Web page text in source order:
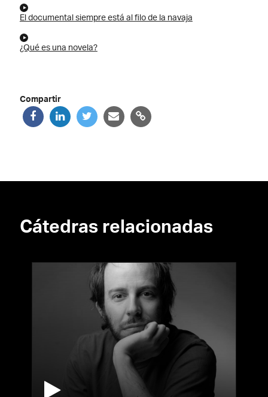
El documental siempre está al filo de la navaja
¿Qué es una novela?
Compartir
Cátedras relacionadas